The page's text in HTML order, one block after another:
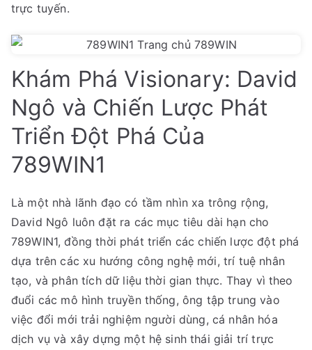
trực tuyến.
Khám Phá Visionary: David
Ngô và Chiến Lược Phát
Triển Đột Phá Của
789WIN1
Là một nhà lãnh đạo có tầm nhìn xa trông rộng,
David Ngô luôn đặt ra các mục tiêu dài hạn cho
789WIN1, đồng thời phát triển các chiến lược đột phá
dựa trên các xu hướng công nghệ mới, trí tuệ nhân
tạo, và phân tích dữ liệu thời gian thực. Thay vì theo
đuổi các mô hình truyền thống, ông tập trung vào
việc đổi mới trải nghiệm người dùng, cá nhân hóa
dịch vụ và xây dựng một hệ sinh thái giải trí trực